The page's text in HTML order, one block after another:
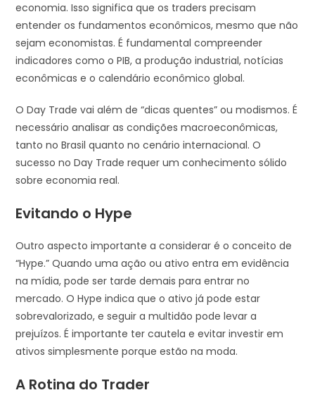
economia. Isso significa que os traders precisam
entender os fundamentos econômicos, mesmo que não
sejam economistas. É fundamental compreender
indicadores como o PIB, a produção industrial, notícias
econômicas e o calendário econômico global.
O Day Trade vai além de “dicas quentes” ou modismos. É
necessário analisar as condições macroeconômicas,
tanto no Brasil quanto no cenário internacional. O
sucesso no Day Trade requer um conhecimento sólido
sobre economia real.
Evitando o Hype
Outro aspecto importante a considerar é o conceito de
“Hype.” Quando uma ação ou ativo entra em evidência
na mídia, pode ser tarde demais para entrar no
mercado. O Hype indica que o ativo já pode estar
sobrevalorizado, e seguir a multidão pode levar a
prejuízos. É importante ter cautela e evitar investir em
ativos simplesmente porque estão na moda.
A Rotina do Trader